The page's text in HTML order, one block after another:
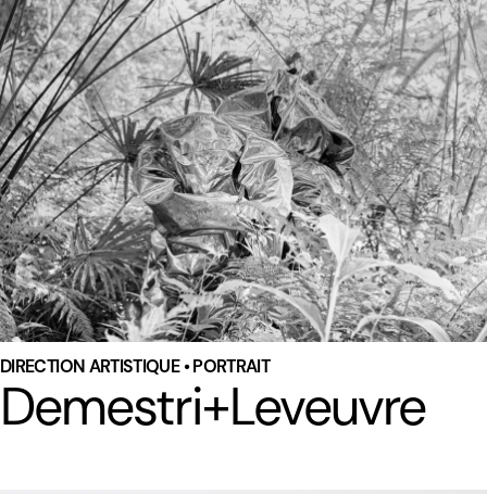
DIRECTION ARTISTIQUE • PORTRAIT
Demestri+Leveuvre